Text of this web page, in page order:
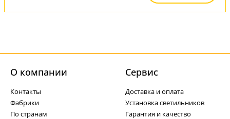
О компании
Контакты
Фабрики
По странам
Cервис
Доставка и оплата
Установка светильников
Гарантия и качество